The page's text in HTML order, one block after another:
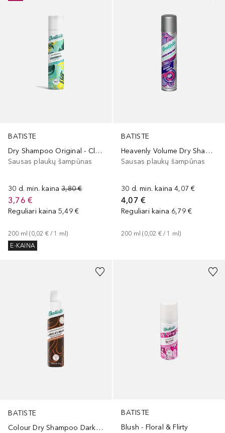
BATISTE
Dry Shampoo Original - Clean & Classic
Sausas plaukų šampūnas
30 d. min. kaina 3,80 €
3,76 €
Reguliari kaina 5,49 €
200 ml (0,02 € / 1 ml)
E-KAINA
BATISTE
Heavenly Volume Dry Shampoo
Sausas plaukų šampūnas
30 d. min. kaina 4,07 €
4,07 €
Reguliari kaina 6,79 €
200 ml (0,02 € / 1 ml)
BATISTE
Colour Dry Shampoo Dark Hair
BATISTE
Blush - Floral & Flirty